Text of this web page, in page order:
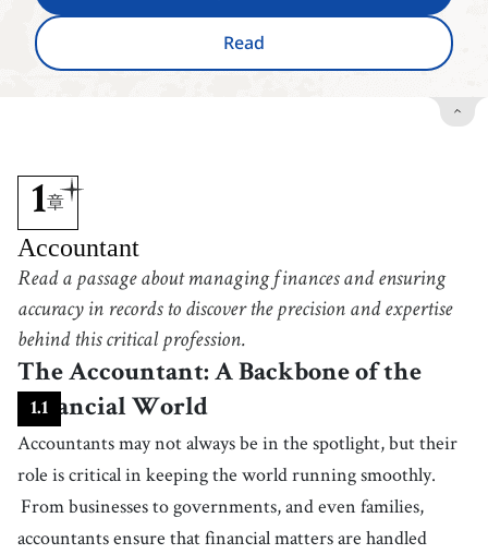
Read
1章
Accountant
Read a passage about managing finances and ensuring
accuracy in records to discover the precision and expertise
behind this critical profession.
The Accountant: A Backbone of the
Financial World
1.1
Accountants may not always be in the spotlight, but their
role is critical in keeping the world running smoothly.
From businesses to governments, and even families,
accountants ensure that financial matters are handled